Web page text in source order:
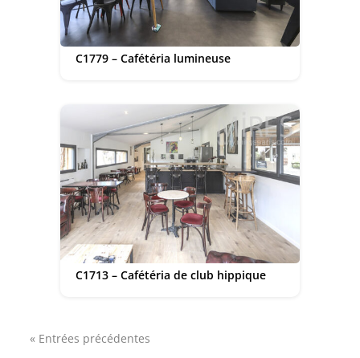
C1779 – Cafétéria lumineuse
C1713 – Cafétéria de club hippique
« Entrées précédentes